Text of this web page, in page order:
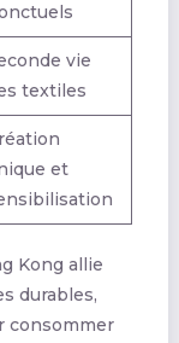
vie
textiles
et
Kong allie
durables,
consommer